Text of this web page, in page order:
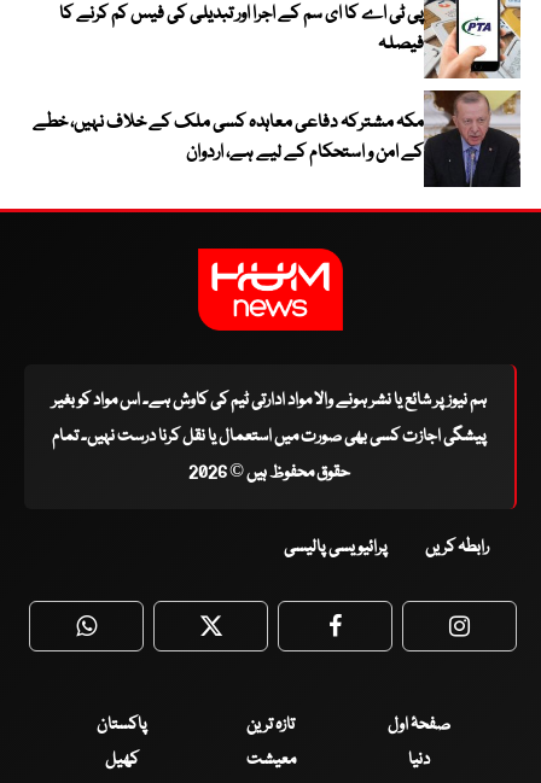
پی ٹی اے کا ای سم کے اجرا اور تبدیلی کی فیس کم کرنے کا
فیصلہ
مکہ مشترکہ دفاعی معاہدہ کسی ملک کے خلاف نہیں، خطے
کے امن و استحکام کے لیے ہے، اردوان
ہم نیوز پر شائع یا نشر ہونے والا مواد ادارتی ٹیم کی کاوش ہے۔ اس مواد کو بغیر
پیشگی اجازت کسی بھی صورت میں استعمال یا نقل کرنا درست نہیں۔ تمام
حقوق محفوظ ہیں © 2026
رابطہ کریں پرائیویسی پالیسی
WhatsApp Twitter Facebook
صفحۂ اول تازہ ترین
پاکستان
دنیا
معیشت
کھیل